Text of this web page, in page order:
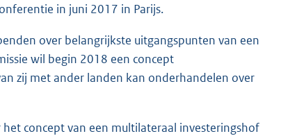
in juni 2017 in Parijs.
over belangrijkste uitgangspunten van een
wil begin 2018 een concept
zij met ander landen kan onderhandelen over
concept van een multilateraal investeringshof